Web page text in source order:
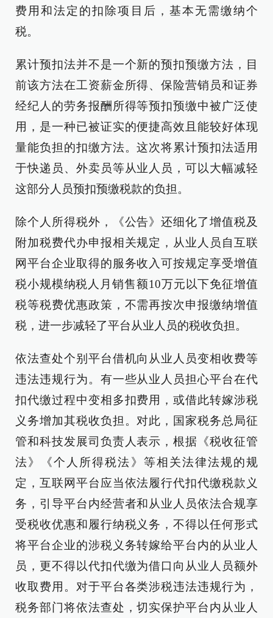
费用和法定的扣除项目后，基本无需缴纳个
税。
累计预扣法并不是一个新的预扣预缴方法，目
前该方法在工资薪金所得、保险营销员和证券
经纪人的劳务报酬所得等预扣预缴中被广泛使
用，是一种已被证实的便捷高效且能较好体现
量能负担的扣缴方法。这次将累计预扣法适用
于快递员、外卖员等从业人员，可以大幅减轻
这部分人员预扣预缴税款的负担。
除个人所得税外，《公告》还细化了增值税及
附加税费代办申报相关规定，从业人员自互联
网平台企业取得的服务收入可按规定享受增值
税小规模纳税人月销售额10万元以下免征增值
税等税费优惠政策，不需再按次申报缴纳增值
税，进一步减轻了平台从业人员的税收负担。
依法查处个别平台借机向从业人员变相收费等
违法违规行为。有一些从业人员担心平台在代
扣代缴过程中变相多扣费用，或借此转嫁涉税
义务增加其税收负担。对此，国家税务总局征
管和科技发展司负责人表示，根据《税收征管
法》《个人所得税法》等相关法律法规的规
定，互联网平台应当依法履行代扣代缴税款义
务，引导平台内经营者和从业人员依法合规享
受税收优惠和履行纳税义务，不得以任何形式
将平台企业的涉税义务转嫁给平台内的从业人
员，更不得以代扣代缴为借口向从业人员额外
收取费用。对于平台各类涉税违法违规行为，
税务部门将依法查处，切实保护平台内从业人